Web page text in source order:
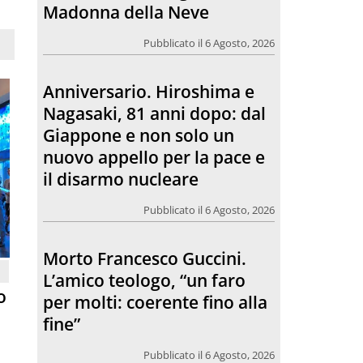
Giappone e non solo un
nuovo appello per la pace e
il disarmo nucleare
Pubblicato il 6 Agosto, 2026
Morto Francesco Guccini.
L’amico teologo, “un faro
per molti: coerente fino alla
Chiesa. Un abbraccio verso il
futuro, la grande festa del
Papa e dei giovani ad Assisi
Pubblicato il 6 Agosto, 2026